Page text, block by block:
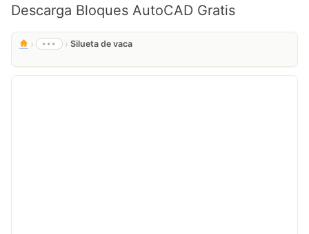
Descarga Bloques AutoCAD Gratis
› ••• › Silueta de vaca